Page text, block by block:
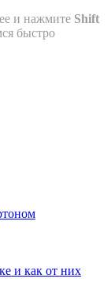
и нажмите Shift
быстро
и как от них